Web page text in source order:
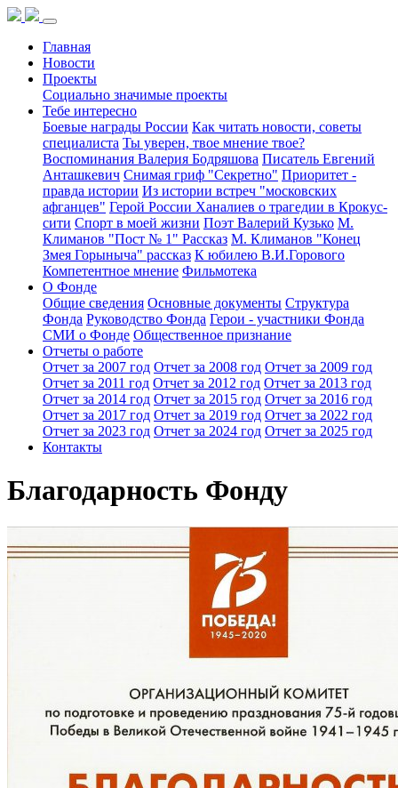
Главная
Новости
Проекты
Социально значимые проекты
Тебе интересно
Боевые награды России Как читать новости, советы
специалиста Ты уверен, твое мнение твое?
Воспоминания Валерия Бодряшова Писатель Евгений
Анташкевич Снимая гриф "Секретно" Приоритет -
правда истории Из истории встреч "московских
афганцев" Герой России Ханалиев о трагедии в Крокус-
сити Спорт в моей жизни Поэт Валерий Кузько М.
Климанов "Пост № 1" Рассказ М. Климанов "Конец
Змея Горыныча" рассказ К юбилею В.И.Горового
Компетентное мнение Фильмотека
О Фонде
Общие сведения Основные документы Структура
Фонда Руководство Фонда Герои - участники Фонда
СМИ о Фонде Общественное признание
Отчеты о работе
Отчет за 2007 год Отчет за 2008 год Отчет за 2009 год
Отчет за 2011 год Отчет за 2012 год Отчет за 2013 год
Отчет за 2014 год Отчет за 2015 год Отчет за 2016 год
Отчет за 2017 год Отчет за 2019 год Отчет за 2022 год
Отчет за 2023 год Отчет за 2024 год Отчет за 2025 год
Контакты
Благодарность Фонду